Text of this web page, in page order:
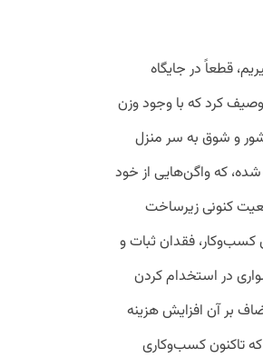
قطعاً در جایگاه
کرد که با وجود وزن
و شوق به سر منزل
که واگن‌هایی از خود
کنونی زیرساخت
کسب‌و‌کار، فقدان ثبات و
در استخدام کردن
بر آن افزایش هزینه
تاکنون کسب‌و‌کاری